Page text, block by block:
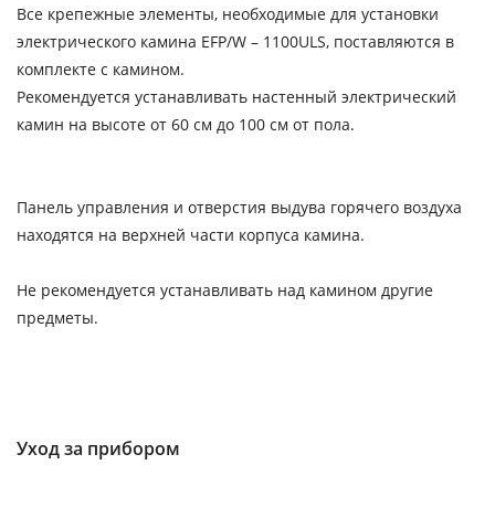
Все крепежные элементы, необходимые для установки
электрического камина EFP/W – 1100ULS, поставляются в
комплекте с камином.
Рекомендуется устанавливать настенный электрический
камин на высоте от 60 см до 100 см от пола.
Панель управления и отверстия выдува горячего воздуха
находятся на верхней части корпуса камина.
Не рекомендуется устанавливать над камином другие
предметы.
Уход за прибором